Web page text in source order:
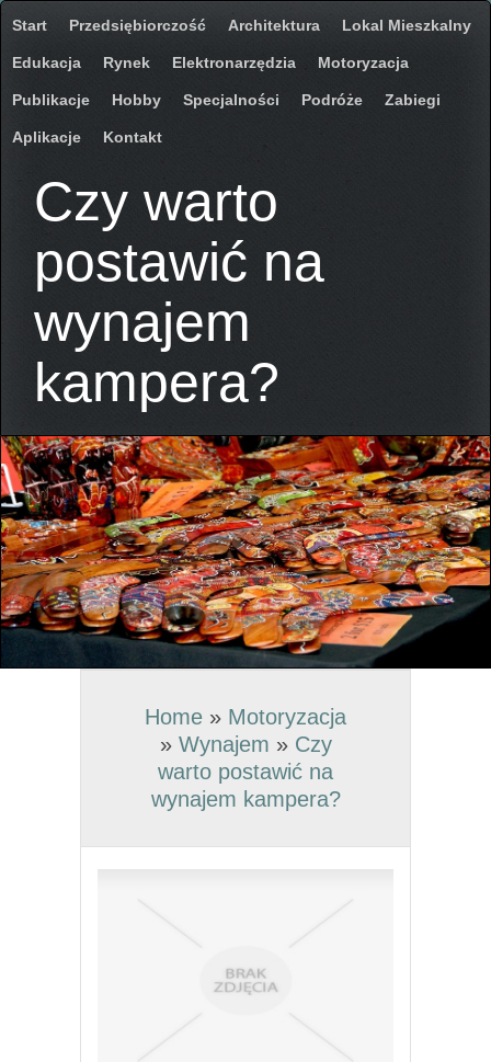
Start Przedsiębiorczość Architektura Lokal Mieszkalny
Edukacja Rynek Elektronarzędzia Motoryzacja
Publikacje Hobby Specjalności Podróże Zabiegi
Aplikacje Kontakt
Czy warto
postawić na
wynajem
kampera?
Home » Motoryzacja
» Wynajem » Czy
warto postawić na
wynajem kampera?